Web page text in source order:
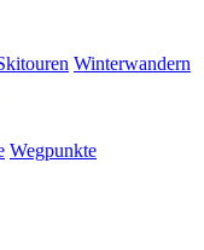
Winterwandern
Wegpunkte